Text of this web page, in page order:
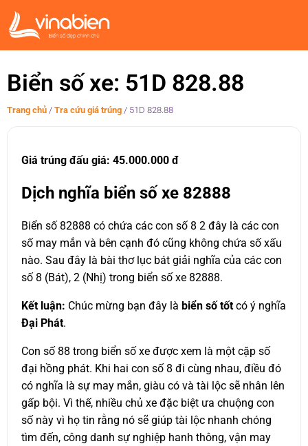
Biển số xe: 51D 828.88
Trang chủ / Tra cứu giá trúng / 51D 828.88
Giá trúng đấu giá: 45.000.000 đ
Dịch nghĩa biển số xe 82888
Biển số 82888 có chứa các con số 8 2 đây là các con
số may mắn và bên cạnh đó cũng không chứa số xấu
nào. Sau đây là bài thơ lục bát giải nghĩa của các con
số 8 (Bát), 2 (Nhị) trong biển số xe 82888.
Kết luận: Chúc mừng bạn đây là biển số tốt có ý nghĩa
Đại Phát.
Con số 88 trong biển số xe được xem là một cặp số
đại hồng phát. Khi hai con số 8 đi cùng nhau, điều đó
có nghĩa là sự may mắn, giàu có và tài lộc sẽ nhân lên
gấp bội. Vì thế, nhiều chủ xe đặc biệt ưa chuộng con
số này vì họ tin rằng nó sẽ giúp tài lộc nhanh chóng
tìm đến, công danh sự nghiệp hanh thông, vận may